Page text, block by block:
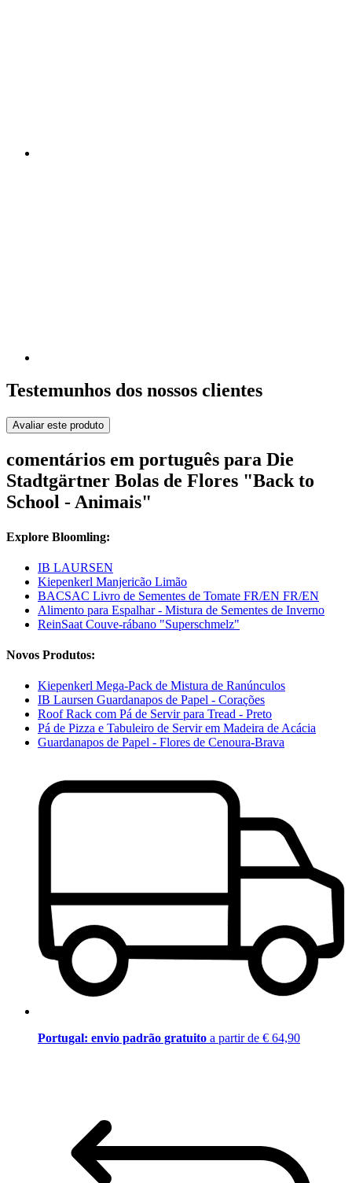
Testemunhos dos nossos clientes
Avaliar este produto
comentários em português para Die
Stadtgärtner Bolas de Flores "Back to
School - Animais"
Explore Bloomling:
IB LAURSEN
Kiepenkerl Manjericão Limão
BACSAC Livro de Sementes de Tomate FR/EN FR/EN
Alimento para Espalhar - Mistura de Sementes de Inverno
ReinSaat Couve-rábano "Superschmelz"
Novos Produtos:
Kiepenkerl Mega-Pack de Mistura de Ranúnculos
IB Laursen Guardanapos de Papel - Corações
Roof Rack com Pá de Servir para Tread - Preto
Pá de Pizza e Tabuleiro de Servir em Madeira de Acácia
Guardanapos de Papel - Flores de Cenoura-Brava
Portugal: envio padrão gratuito a partir de € 64,90